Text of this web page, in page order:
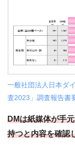
一般社団法人日本ダ
査2023」調査報告書
DMは紙媒体が手
持つと内容を確認